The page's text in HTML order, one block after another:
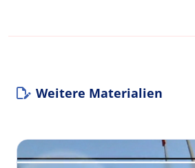
Weitere Materialien